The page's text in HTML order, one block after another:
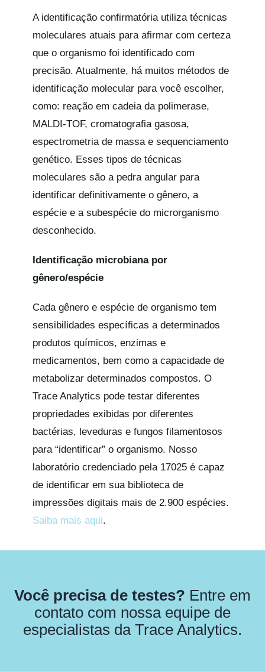
A identificação confirmatória utiliza técnicas
moleculares atuais para afirmar com certeza
que o organismo foi identificado com
precisão. Atualmente, há muitos métodos de
identificação molecular para você escolher,
como: reação em cadeia da polimerase,
MALDI-TOF, cromatografia gasosa,
espectrometria de massa e sequenciamento
genético. Esses tipos de técnicas
moleculares são a pedra angular para
identificar definitivamente o gênero, a
espécie e a subespécie do microrganismo
desconhecido.
Identificação microbiana por
gênero/espécie
Cada gênero e espécie de organismo tem
sensibilidades específicas a determinados
produtos químicos, enzimas e
medicamentos, bem como a capacidade de
metabolizar determinados compostos. O
Trace Analytics pode testar diferentes
propriedades exibidas por diferentes
bactérias, leveduras e fungos filamentosos
para “identificar” o organismo. Nosso
laboratório credenciado pela 17025 é capaz
de identificar em sua biblioteca de
impressões digitais mais de 2.900 espécies.
Saiba mais aqui.
Você precisa de testes? Entre em
contato com nossa equipe de
especialistas da Trace Analytics.